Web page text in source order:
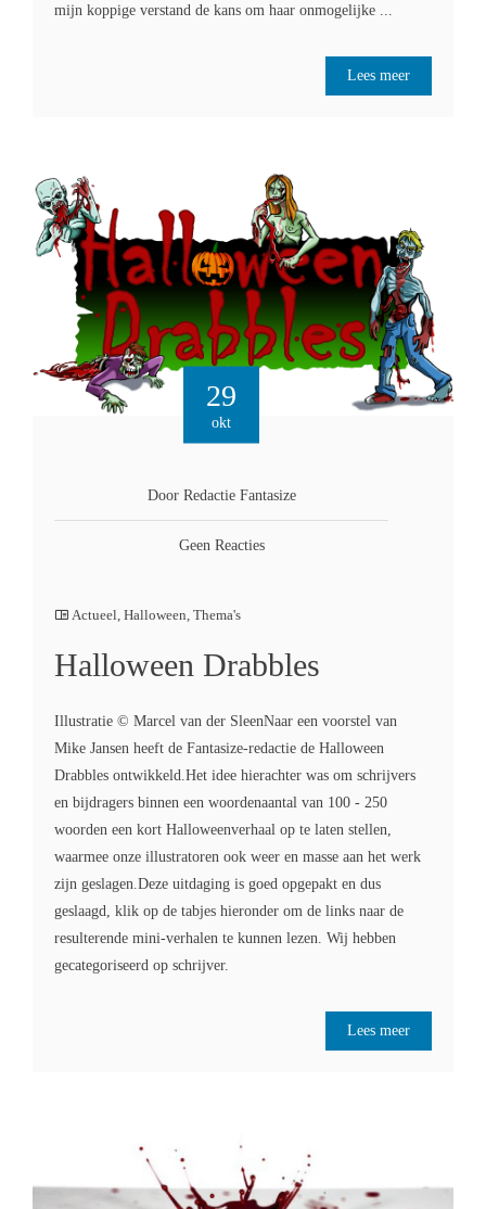
mijn koppige verstand de kans om haar onmogelijke ...
Lees meer
29
okt
Door Redactie Fantasize
Geen Reacties
Actueel Halloween Thema's
Halloween Drabbles
Illustratie © Marcel van der SleenNaar een voorstel van
Mike Jansen heeft de Fantasize-redactie de Halloween
Drabbles ontwikkeld.Het idee hierachter was om schrijvers
en bijdragers binnen een woordenaantal van 100 - 250
woorden een kort Halloweenverhaal op te laten stellen,
waarmee onze illustratoren ook weer en masse aan het werk
zijn geslagen.Deze uitdaging is goed opgepakt en dus
geslaagd, klik op de tabjes hieronder om de links naar de
resulterende mini-verhalen te kunnen lezen. Wij hebben
gecategoriseerd op schrijver.
Lees meer